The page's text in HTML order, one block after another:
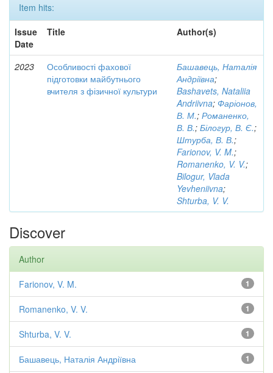
Item hits:
Issue
Date
Title Author(s)
2023
Особливості фахової
підготовки майбутнього
вчителя з фізичної культури
Башавець, Наталія
Андріївна;
Bashavets, Nataliia
Andriivna; Фаріонов,
В. М.; Романенко,
В. В.; Білогур, В. Є.;
Штурба, В. В.;
Farionov, V. M.;
Romanenko, V. V.;
Bilogur, Vlada
Yevheniivna;
Shturba, V. V.
Discover
Author
1
Farionov, V. M.
1
Romanenko, V. V.
1
Shturba, V. V.
1
Башавець, Наталія Андріївна